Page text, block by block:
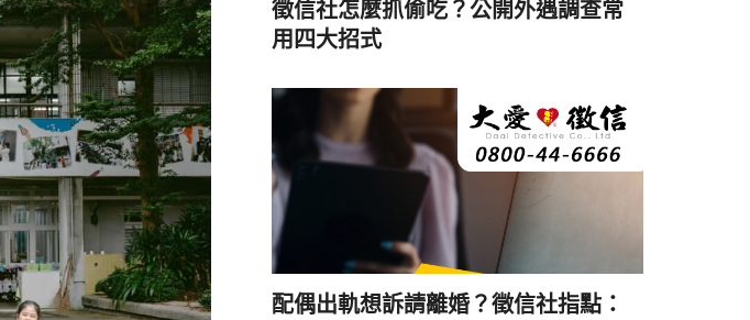
徵信社怎麼抓偷吃？公開外遇調查常
用四大招式
配偶出軌想訴請離婚？徵信社指點：